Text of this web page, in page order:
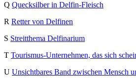
Q Quecksilber in Delfin-Fleisch
R Retter von Delfinen
S Streitthema Delfinarium
T Tourismus-Unternehmen, das sich
U Unsichtbares Band zwischen Mensch